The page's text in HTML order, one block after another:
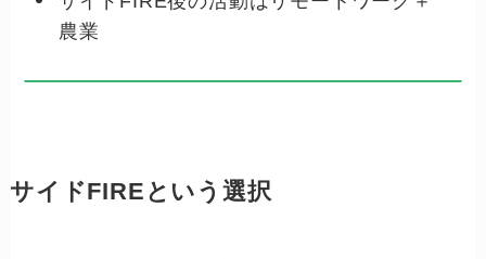
農業
サイドFIREという選択